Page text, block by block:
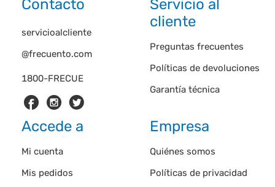
Contacto
1800-FRECUE
servicioalcliente
@frecuento.com
Servicio al
cliente
Preguntas frecuentes
Políticas de devoluciones
Garantía técnica
Accede a
Mi cuenta
Mis pedidos
Empresa
Quiénes somos
Políticas de privacidad